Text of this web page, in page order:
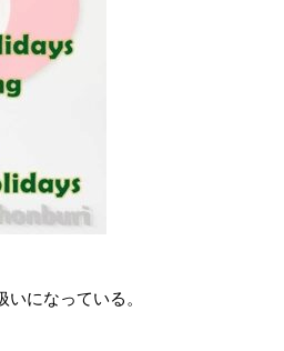
になっている。